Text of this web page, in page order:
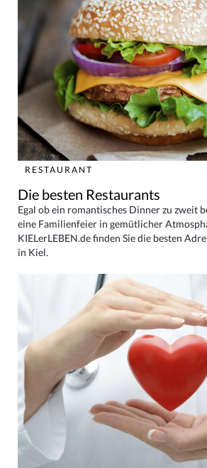
RESTAURANT
Die besten Restaurants
Egal ob ein romantisches Dinner zu zweit
eine Familienfeier in gemütlicher
KIELerLEBEN.de finden Sie die besten
in Kiel.